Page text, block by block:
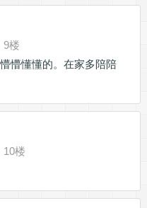
9楼
懵懂懂的。在家多陪陪
10楼